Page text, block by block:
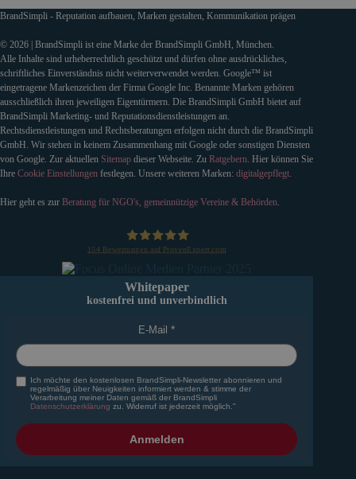
BrandSimpli - Reputation aufbauen, Marken gestalten, Kommunikation prägen
© 2026 | BrandSimpli ist eine Marke der BrandSimpli GmbH, München.
Alle Inhalte sind urheberrechtlich geschützt und dürfen ohne ausdrückliches,
schriftliches Einverständnis nicht weiterverwendet werden. Google™ ist
eingetragene Markenzeichen der Firma Google Inc. Benannte Marken gehören
ausschließlich ihren jeweiligen Eigentürmern. Die BrandSimpli GmbH bietet auf
BrandSimpli Marketing- und Reputationsdienstleistungen an.
Rechtsdienstleistungen und Rechtsberatungen erfolgen nicht durch die BrandSimpli
GmbH. Wir stehen in keinem Zusammenhang mit Google oder sonstigen Diensten
von Google. Zur aktuellen Sitemap dieser Webseite. Zu Ratgebern . Hier können Sie
Ihre Cookie Einstellungen festlegen. Unsere weiteren Marken: digitalgepflegt
Hier geht es zur Beratung für NGO's, gemeinnützige Vereine & Behörden
154 Bewertungen auf ProvenExpert.com
Whitepaper
kostenfrei und unverbindlich
E-Mail
Ich möchte den kostenlosen BrandSimpli-Newsletter abonnieren und
regelmäßig über Neuigkeiten informiert werden & stimme der
Verarbeitung meiner Daten gemäß der BrandSimpli
Datenschutzerklärung zu. Widerruf ist jederzeit möglich."
Anmelden